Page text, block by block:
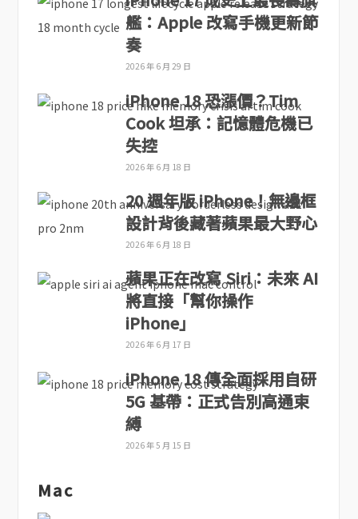
艦：Apple 改寫手機更新節
奏
2026 年 6 月 29 日
iPhone 18 恐漲價？Tim
Cook 坦承：記憶體危機已
失控
2026 年 6 月 18 日
20 週年版 iPhone！無邊框
設計背後藏著蘋果最大野心
2026 年 6 月 18 日
蘋果正在改寫 Siri：未來 AI
將直接「幫你操作
iPhone」
2026 年 6 月 17 日
iPhone 18 傳全面採用自研
5G 基帶：正式告別高通束
縛
2026 年 5 月 15 日
Mac